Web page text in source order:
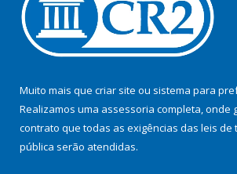
Muito mais que criar site ou sistema para
Realizamos uma assessoria completa, onde
contrato que todas as exigências das leis de
pública serão atendidas.